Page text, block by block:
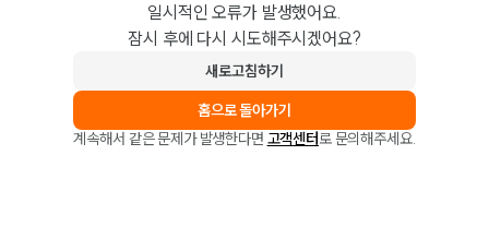
일시적인 오류가 발생했어요.
잠시 후에 다시 시도해주시겠어요?
새로고침하기
홈으로 돌아가기
계속해서 같은 문제가 발생한다면 고객센터로 문의해주세요.